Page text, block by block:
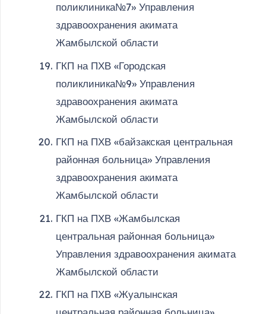
поликлиника№7» Управления
здравоохранения акимата
Жамбылской области
ГКП на ПХВ «Городская
поликлиника№9» Управления
здравоохранения акимата
Жамбылской области
ГКП на ПХВ «байзакская центральная
районная больница» Управления
здравоохранения акимата
Жамбылской области
ГКП на ПХВ «Жамбылская
центральная районная больница»
Управления здравоохранения акимата
Жамбылской области
ГКП на ПХВ «Жуалынская